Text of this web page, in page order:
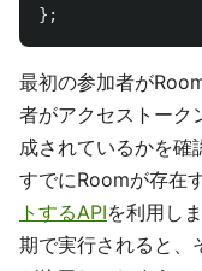
};
最初の参加者が
者がアクセストーク
成されているかを確
すでにRoomが存在
トするAPIを利用し
期で実行されると、